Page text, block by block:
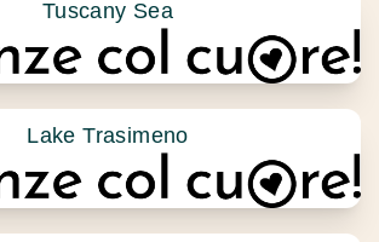
Tuscany Sea
Lake Trasimeno